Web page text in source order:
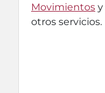
Movimientos
otros servicios.